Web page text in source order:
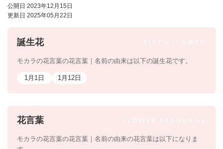
公開日 2023年12月15日
更新日 2025年05月22日
誕生花
モカラの花言葉の花言葉｜名前の由来は以下の誕生花です。
1月1日 1月12日
花言葉
モカラの花言葉の花言葉｜名前の由来の花言葉は以下になりま